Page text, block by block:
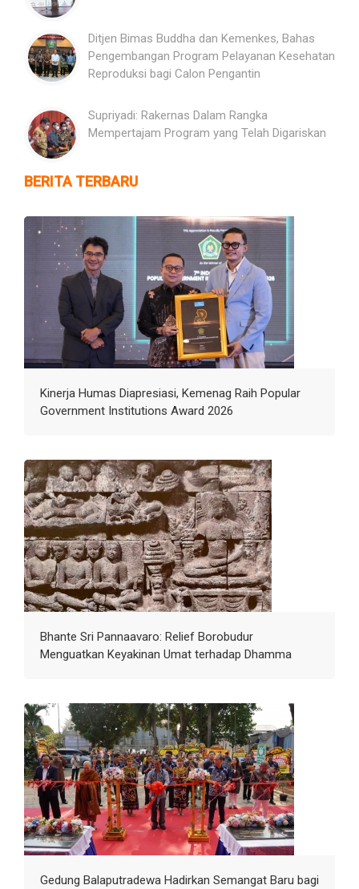
Ditjen Bimas Buddha dan Kemenkes, Bahas
Pengembangan Program Pelayanan Kesehatan
Reproduksi bagi Calon Pengantin
Supriyadi: Rakernas Dalam Rangka
Mempertajam Program yang Telah Digariskan
BERITA TERBARU
Kinerja Humas Diapresiasi, Kemenag Raih Popular
Government Institutions Award 2026
Bhante Sri Pannaavaro: Relief Borobudur
Menguatkan Keyakinan Umat terhadap Dhamma
Gedung Balaputradewa Hadirkan Semangat Baru bagi